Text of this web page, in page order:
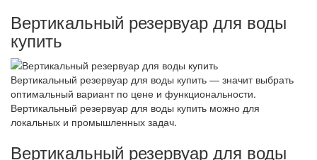
Вертикальный резервуар для воды
купить
Вертикальный резервуар для воды купить — значит выбрать
оптимальный вариант по цене и функциональности.
Вертикальный резервуар для воды купить можно для
локальных и промышленных задач.
Вертикальный резервуар для воды